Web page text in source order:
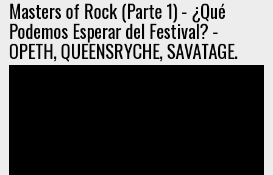
Masters of Rock (Parte 1) - ¿Qué
Podemos Esperar del Festival? -
OPETH, QUEENSRYCHE, SAVATAGE.